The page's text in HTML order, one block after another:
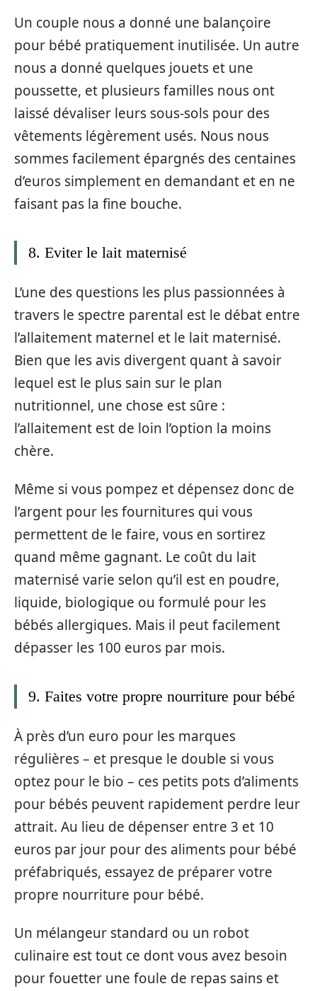
Un couple nous a donné une balançoire
pour bébé pratiquement inutilisée. Un autre
nous a donné quelques jouets et une
poussette, et plusieurs familles nous ont
laissé dévaliser leurs sous-sols pour des
vêtements légèrement usés. Nous nous
sommes facilement épargnés des centaines
d’euros simplement en demandant et en ne
faisant pas la fine bouche.
8. Eviter le lait maternisé
L’une des questions les plus passionnées à
travers le spectre parental est le débat entre
l’allaitement maternel et le lait maternisé.
Bien que les avis divergent quant à savoir
lequel est le plus sain sur le plan
nutritionnel, une chose est sûre :
l’allaitement est de loin l’option la moins
chère.
Même si vous pompez et dépensez donc de
l’argent pour les fournitures qui vous
permettent de le faire, vous en sortirez
quand même gagnant. Le coût du lait
maternisé varie selon qu’il est en poudre,
liquide, biologique ou formulé pour les
bébés allergiques. Mais il peut facilement
dépasser les 100 euros par mois.
9. Faites votre propre nourriture pour bébé
À près d’un euro pour les marques
régulières – et presque le double si vous
optez pour le bio – ces petits pots d’aliments
pour bébés peuvent rapidement perdre leur
attrait. Au lieu de dépenser entre 3 et 10
euros par jour pour des aliments pour bébé
préfabriqués, essayez de préparer votre
propre nourriture pour bébé.
Un mélangeur standard ou un robot
culinaire est tout ce dont vous avez besoin
pour fouetter une foule de repas sains et